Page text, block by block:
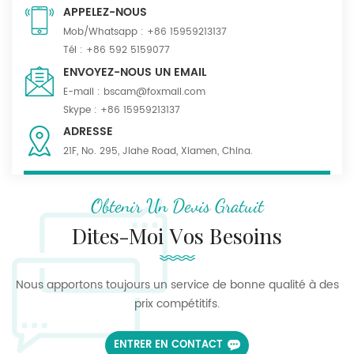
phénomène de rétrécissement après lavage. De plus, ils ont
une bonne solidité des couleurs et une résistance à la
traction et à la déchirure améliorées. Les tissus PolyCotton
de Bscam ont été développés pour donner aux vêtements
fonctionnalité, confort et durabilité. Par exemple, nos
produits tels que les articles n° 230614/230615/230619
conviennent parfaitement aux chemises à manches
courtes, et les articles n° 230622 et 230618 sont idéaux pour
veste d'été. En outre, nous pouvons personnaliser le tissu
renseigner.
APPELEZ-NOUS
Mob/Whatsapp : +86 15959213137
Tél : +86 592 5159077
ENVOYEZ-NOUS UN EMAIL
E-mail : bscam@foxmail.com
Skype : +86 15959213137
ADRESSE
21F, No. 295, Jiahe Road, Xiamen, China.
Obtenir Un Devis Gratuit
Dites-Moi Vos Besoins
Nous apportons toujours un service de bonne qualité à des
prix compétitifs.
ENTRER EN CONTACT